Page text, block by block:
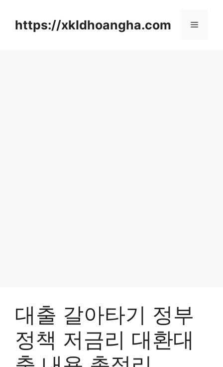
https://xkldhoangha.com 메
대출 갈아타기 정부
정책 저금리 대환대